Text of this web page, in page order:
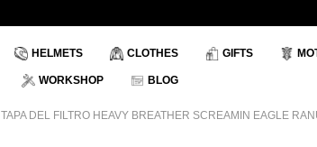
HELMETS CLOTHES GIFTS
WORKSHOP BLOG
TAPA DEL FILTRO HEAVY BREATHER SCREAMIN EAGLE